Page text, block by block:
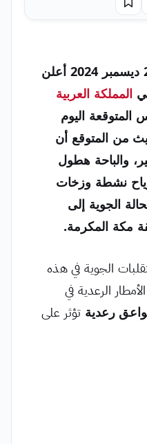
حفظ
المملكة العربية
اليوم
ديسمبر 2024، حيث من المتوقع أن
، والباحة هطول
نشطة وزخات
الجوية إلى
مكة المكرمة.
الجوية في هذه
الرعدية في
رعدية تؤثر على